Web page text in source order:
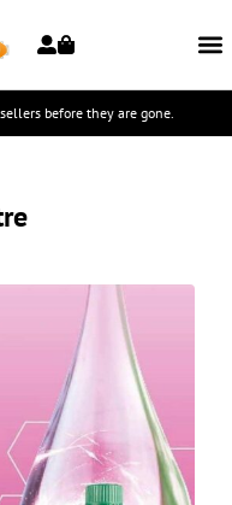
before they are gone.